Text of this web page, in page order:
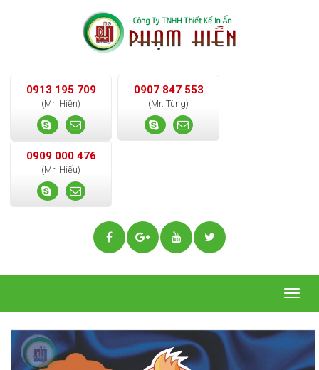
0913 195 709
(Mr. Hiền)
0907 847 553
(Mr. Tùng)
0909 000 476
(Mr. Hiếu)